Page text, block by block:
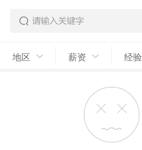
地区 薪资 经验